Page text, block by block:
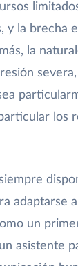
la brecha
la
los
adaptarse
un
asistente